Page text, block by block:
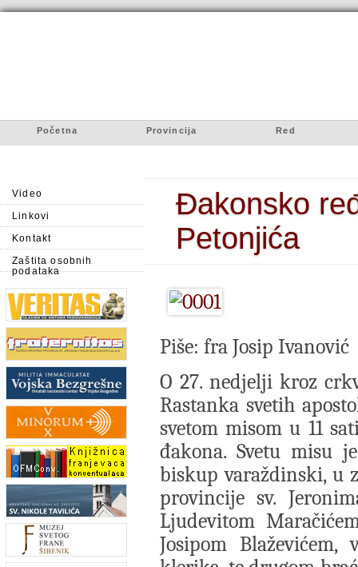
Početna Provincija Red
Video
Linkovi
Kontakt
Zaštita osobnih
podataka
Đakonsko
Petonjića
Piše: fra Josip Ivanović
O 27. nedjelji kroz
Rastanka svetih
svetom misom u 11
đakona. Svetu misu
biskup varaždinski, u
provincije sv.
Ljudevitom
Josipom